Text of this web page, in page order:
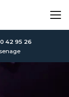
42 95 26